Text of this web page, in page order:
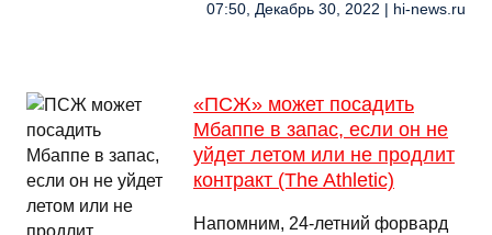
07:50, Декабрь 30, 2022 | hi-news.ru
«ПСЖ» может посадить
Мбаппе в запас, если он не
уйдет летом или не продлит
контракт (The Athletic)
Напомним, 24-летний форвард